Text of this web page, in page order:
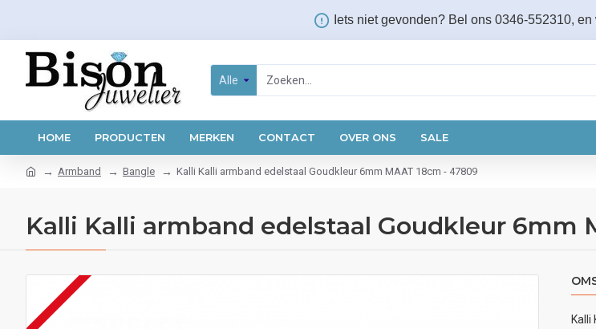
Iets niet gevonden? Bel ons 0346-552310,
Alle
HOME PRODUCTEN MERKEN CONTACT OVER ONS SALE
Armband Bangle Kalli Kalli armband edelstaal Goudkleur 6mm MAAT 18cm - 47809
Kalli Kalli armband edelstaal Goudkleur 6mm